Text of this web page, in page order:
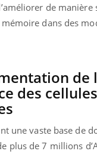
de manière
dans des
de
des cellules
une vaste base de
plus de 7 millions